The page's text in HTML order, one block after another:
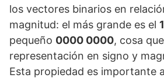
los vectores binarios en
magnitud: el más grande es el
pequeño 0000 0000, cosa
representación en signo y
Esta propiedad es importante